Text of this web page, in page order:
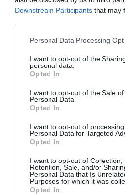
Downstream Participants that may
Personal Data Processing
I want to opt-out of the
personal data.
Opted In
I want to opt-out of the Sale of
Personal Data.
Opted In
I want to opt-out of
Personal Data for Targeted
Opted In
I want to opt-out of Collection,
Retention, Sale, and/or
Personal Data that Is
Purposes for which it was
Opted In
Δείτε όλα τατελευταία νέα
Πολιτισμό στοCulturenow.gr
Νέοι Διαγωνισμοί❯
Tags
ΕΛΛΗΝΕΣ ΣΥΓΓΡΑΦΕΙΣ
Newsletter
Κάθε βδομάδα στο e-mail σας